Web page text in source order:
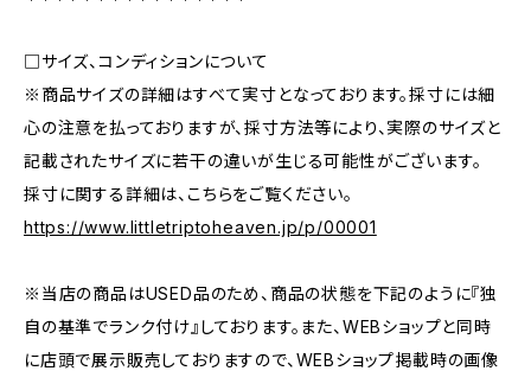
□サイズ、コンディションについて
※商品サイズの詳細はすべて実寸となっております。採寸には細
心の注意を払っておりますが、採寸方法等により、実際のサイズと
記載されたサイズに若干の違いが生じる可能性がございます。
採寸に関する詳細は、こちらをご覧ください。
https://www.littletriptoheaven.jp/p/00001
※当店の商品はUSED品のため、商品の状態を下記のように『独
自の基準でランク付け』しております。また、WEBショップと同時
に店頭で展示販売しておりますので、WEBショップ掲載時の画像